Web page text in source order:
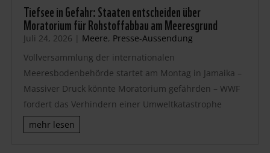
Tiefsee in Gefahr: Staaten entscheiden über
Moratorium für Rohstoffabbau am Meeresgrund
Juli 24, 2026 | Meere, Presse-Aussendung
Vollversammlung der internationalen
Meeresbodenbehörde startet am Montag in Jamaika –
Massiver Druck könnte Moratorium gefährden – WWF
fordert das Verhindern einer Umweltkatastrophe
mehr lesen